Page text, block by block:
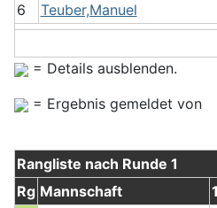
6
Teuber,Manuel
= Details ausblenden.
= Ergebnis gemeldet von
Rangliste nach Runde 1
Rg Mannschaft 1